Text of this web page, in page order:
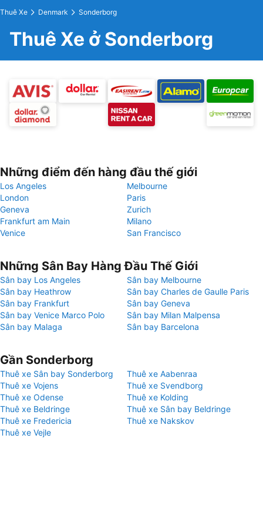
Thuê Xe Denmark Sonderborg
Thuê Xe ở Sonderborg
Những điểm đến hàng đầu thế giới
Los Angeles
Melbourne
London
Paris
Geneva
Zurich
Frankfurt am Main
Milano
Venice
San Francisco
Những Sân Bay Hàng Đầu Thế Giới
Sân bay Los Angeles
Sân bay Melbourne
Sân bay Heathrow
Sân bay Charles de Gaulle Paris
Sân bay Frankfurt
Sân bay Geneva
Sân bay Venice Marco Polo
Sân bay Milan Malpensa
Sân bay Malaga
Sân bay Barcelona
Gần Sonderborg
Thuê xe Sân bay Sonderborg
Thuê xe Aabenraa
Thuê xe Vojens
Thuê xe Svendborg
Thuê xe Odense
Thuê xe Kolding
Thuê xe Beldringe
Thuê xe Sân bay Beldringe
Thuê xe Fredericia
Thuê xe Nakskov
Thuê xe Vejle